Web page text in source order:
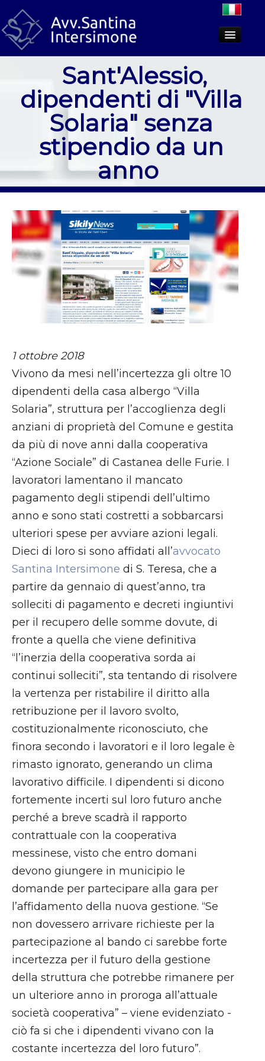
Aree di attività
Dicono di noi
Approfondimenti
Sant'Alessio,
dipendenti di "Villa
Solaria" senza
stipendio da un
anno
1 ottobre 2018
Vivono da mesi nell’incertezza gli oltre 10
dipendenti della casa albergo “Villa
Solaria”, struttura per l’accoglienza degli
anziani di proprietà del Comune e gestita
da più di nove anni dalla cooperativa
“Azione Sociale” di Castanea delle Furie. I
lavoratori lamentano il mancato
pagamento degli stipendi dell’ultimo
anno e sono stati costretti a sobbarcarsi
ulteriori spese per avviare azioni legali.
Dieci di loro si sono affidati all’avvocato
Santina Intersimone di S. Teresa, che a
partire da gennaio di quest’anno, tra
solleciti di pagamento e decreti ingiuntivi
per il recupero delle somme dovute, di
fronte a quella che viene definitiva
“l’inerzia della cooperativa sorda ai
continui solleciti”, sta tentando di risolvere
la vertenza per ristabilire il diritto alla
retribuzione per il lavoro svolto,
costituzionalmente riconosciuto, che
finora secondo i lavoratori e il loro legale è
rimasto ignorato, generando un clima
lavorativo difficile. I dipendenti si dicono
fortemente incerti sul loro futuro anche
perché a breve scadrà il rapporto
contrattuale con la cooperativa
messinese, visto che entro domani
devono giungere in municipio le
domande per partecipare alla gara per
l’affidamento della nuova gestione. “Se
non dovessero arrivare richieste per la
partecipazione al bando ci sarebbe forte
incertezza per il futuro della gestione
della struttura che potrebbe rimanere per
un ulteriore anno in proroga all’attuale
società cooperativa” – viene evidenziato -
ciò fa si che i dipendenti vivano con la
costante incertezza del loro futuro”.